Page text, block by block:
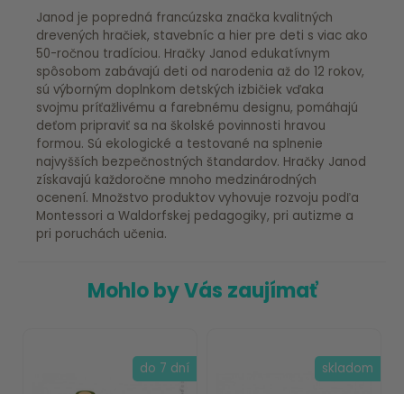
Janod je popredná francúzska značka kvalitných
drevených hračiek, stavebníc a hier pre deti s viac ako
50-ročnou tradíciou. Hračky Janod edukatívnym
spôsobom zabávajú deti od narodenia až do 12 rokov,
sú výborným doplnkom detských izbičiek vďaka
svojmu príťažlivému a farebnému designu, pomáhajú
deťom pripraviť sa na školské povinnosti hravou
formou. Sú ekologické a testované na splnenie
najvyšších bezpečnostných štandardov. Hračky Janod
získavajú každoročne mnoho medzinárodných
ocenení. Množstvo produktov vyhovuje rozvoju podľa
Montessori a Waldorfskej pedagogiky, pri autizme a
pri poruchách učenia.
Mohlo by Vás zaujímať
do 7 dní skladom